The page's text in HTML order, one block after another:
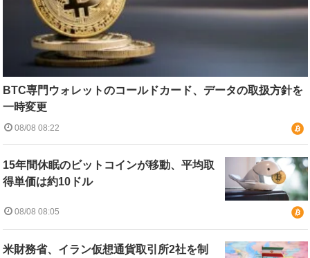
BTC専門ウォレットのコールドカード、データの取扱方針を
一時変更
08/08 08:22
15年間休眠のビットコインが移動、平均取
得単価は約10ドル
08/08 08:05
米財務省、イラン仮想通貨取引所2社を制